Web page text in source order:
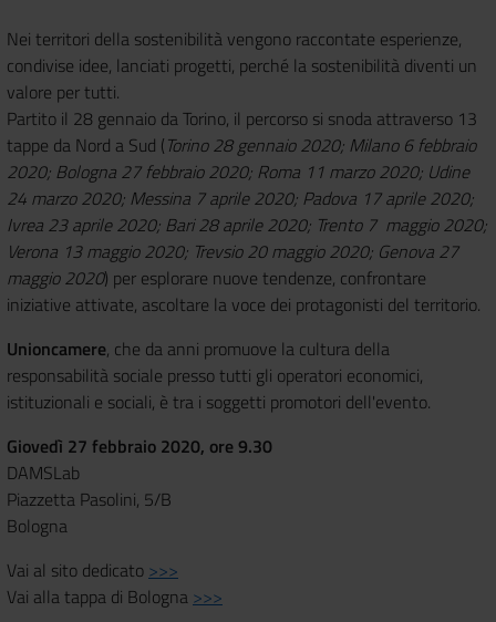
Nei territori della sostenibilità vengono raccontate esperienze,
condivise idee, lanciati progetti, perché la sostenibilità diventi un
valore per tutti.
Partito il 28 gennaio da Torino, il percorso si snoda attraverso 13
tappe da Nord a Sud (Torino 28 gennaio 2020; Milano 6 febbraio
2020; Bologna 27 febbraio 2020; Roma 11 marzo 2020; Udine
24 marzo 2020; Messina 7 aprile 2020; Padova 17 aprile 2020;
Ivrea 23 aprile 2020; Bari 28 aprile 2020; Trento 7 maggio 2020;
Verona 13 maggio 2020; Trevsio 20 maggio 2020; Genova 27
maggio 2020) per esplorare nuove tendenze, confrontare
iniziative attivate, ascoltare la voce dei protagonisti del territorio.
Unioncamere, che da anni promuove la cultura della
responsabilità sociale presso tutti gli operatori economici,
istituzionali e sociali, è tra i soggetti promotori dell'evento.
Giovedì 27 febbraio 2020, ore 9.30
DAMSLab
Piazzetta Pasolini, 5/B
Bologna
Vai al sito dedicato >>>
Vai alla tappa di Bologna >>>